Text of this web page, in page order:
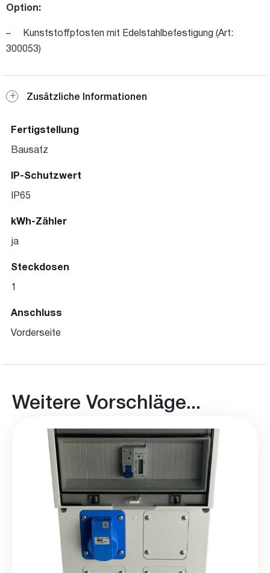
Option:
– Kunststoffpfosten mit Edelstahlbefestigung (Art:
300053)
Zusätzliche Informationen
Fertigstellung
Bausatz
IP-Schutzwert
IP65
kWh-Zähler
ja
Steckdosen
1
Anschluss
Vorderseite
Weitere Vorschläge...